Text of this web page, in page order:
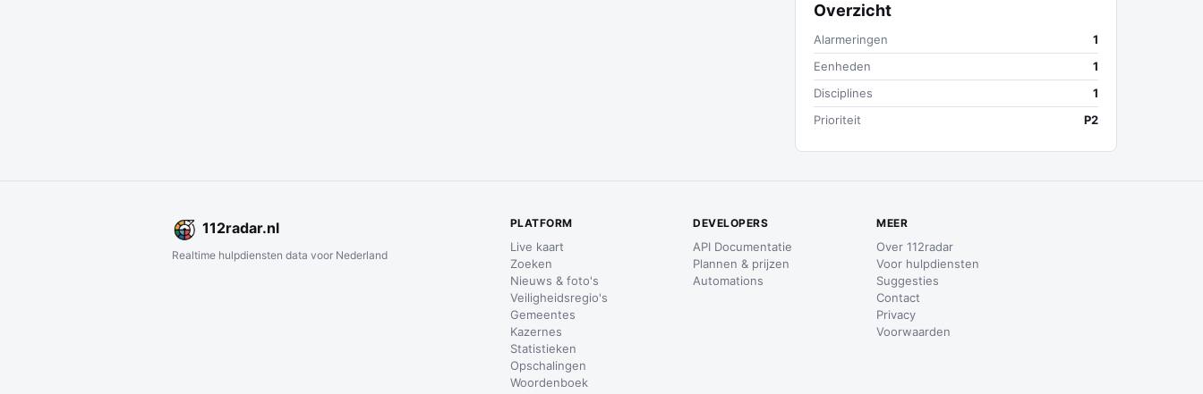
Overzicht
Alarmeringen
1
Eenheden
1
Disciplines
1
Prioriteit
P2
112radar.nl
Realtime hulpdiensten data voor Nederland
PLATFORM
Live kaart
Zoeken
Nieuws & foto's
Veiligheidsregio's
Gemeentes
Kazernes
Statistieken
Opschalingen
Woordenboek
DEVELOPERS
API Documentatie
Plannen & prijzen
Automations
MEER
Over 112radar
Voor hulpdiensten
Suggesties
Contact
Privacy
Voorwaarden